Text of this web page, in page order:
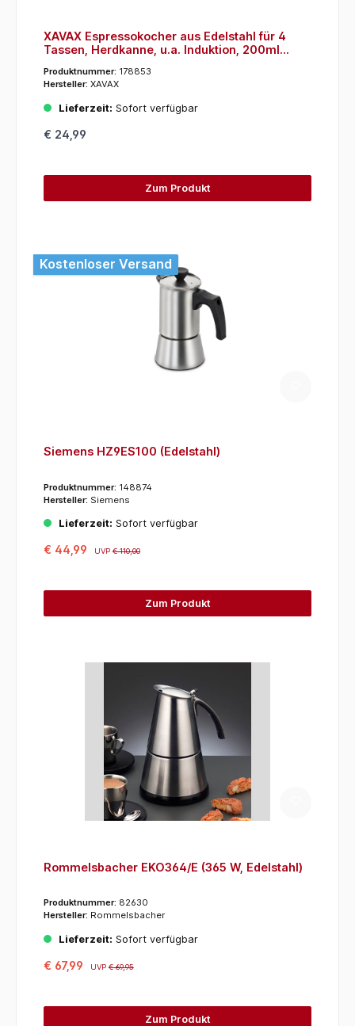
XAVAX Espressokocher aus Edelstahl für 4
Tassen, Herdkanne, u.a. Induktion, 200ml
Produktnummer: 178853
Hersteller: XAVAX
Lieferzeit: Sofort verfügbar
€ 24,99
Zum Produkt
Kostenloser Versand
Siemens HZ9ES100 (Edelstahl)
Produktnummer: 148874
Hersteller: Siemens
Lieferzeit: Sofort verfügbar
€ 44,99 UVP€ 110,00
Zum Produkt
Rommelsbacher EKO364/E (365 W, Edelstahl)
Produktnummer: 82630
Hersteller: Rommelsbacher
Lieferzeit: Sofort verfügbar
€ 67,99 UVP€ 69,95
Zum Produkt